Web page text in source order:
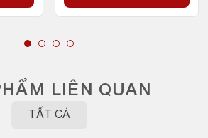
LIÊN QUAN
TẤT CẢ